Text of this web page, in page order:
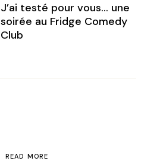
J’ai testé pour vous… une
soirée au Fridge Comedy
Club
READ MORE